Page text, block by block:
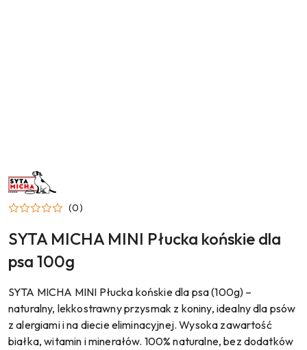
NAZWA
PRODUCENTA:
SYTA
MICHA (0)
SYTA MICHA MINI Płucka końskie dla
psa 100g
SYTA MICHA MINI Płucka końskie dla psa (100g) –
naturalny, lekkostrawny przysmak z koniny, idealny dla psów
z alergiami i na diecie eliminacyjnej. Wysoka zawartość
białka, witamin i minerałów. 100% naturalne, bez dodatków